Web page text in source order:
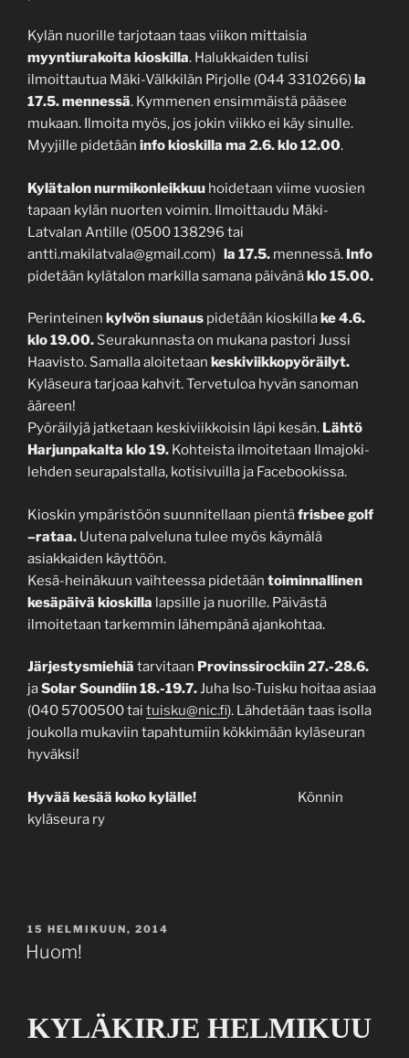
Kylän nuorille tarjotaan taas viikon mittaisia
myyntiurakoita kioskilla. Halukkaiden tulisi
ilmoittautua Mäki-Välkkilän Pirjolle (044 3310266)la
17.5. mennessä. Kymmenen ensimmäistä pääsee
mukaan. Ilmoita myös, jos jokin viikko ei käy sinulle.
Myyjille pidetään info kioskilla ma 2.6. klo 12.00.
Kylätalon nurmikonleikkuu hoidetaan viime vuosien
tapaan kylän nuorten voimin. Ilmoittaudu Mäki-
Latvalan Antille (0500 138296 tai
antti.makilatvala@gmail.com) la 17.5. mennessä. Info
pidetään kylätalon markilla samana päivänäklo 15.00.
Perinteinen kylvön siunaus pidetään kioskillake 4.6.
klo 19.00. Seurakunnasta on mukana pastori Jussi
Haavisto. Samalla aloitetaan keskiviikkopyöräilyt.
Kyläseura tarjoaa kahvit. Tervetuloa hyvän sanoman
ääreen!
Pyöräilyjä jatketaan keskiviikkoisin läpi kesän. Lähtö
Harjunpakalta klo 19. Kohteista ilmoitetaan Ilmajoki-
lehden seurapalstalla, kotisivuilla ja Facebookissa.
Kioskin ympäristöön suunnitellaan pientäfrisbee golf
–rataa. Uutena palveluna tulee myös käymälä
asiakkaiden käyttöön.
Kesä-heinäkuun vaihteessa pidetään toiminnallinen
kesäpäivä kioskilla lapsille ja nuorille. Päivästä
ilmoitetaan tarkemmin lähempänä ajankohtaa.
Järjestysmiehiä tarvitaan Provinssirockiin 27.-28.6.
jaSolar Soundiin 18.-19.7.Juha Iso-Tuisku hoitaa asiaa
(040 5700500 tai tuisku@nic.fi). Lähdetään taas isolla
joukolla mukaviin tapahtumiin kökkimään kyläseuran
hyväksi!
Hyvää kesää koko kylälle! Könnin
kyläseura ry
JULKAISTU
15 HELMIKUUN, 2014
Huom!
KYLÄKIRJE HELMIKUU